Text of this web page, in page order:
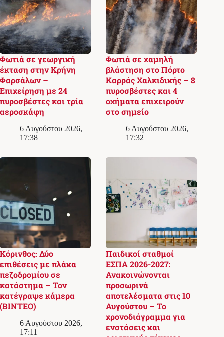
Φωτιά σε γεωργική
έκταση στην Κρήνη
Φαρσάλων –
Επιχείρηση με 24
πυροσβέστες και τρία
αεροσκάφη
6 Αυγούστου 2026,
17:38
Φωτιά σε χαμηλή
βλάστηση στο Πόρτο
Καρράς Χαλκιδικής – 8
πυροσβέστες και 4
οχήματα επιχειρούν
στο σημείο
6 Αυγούστου 2026,
17:32
Κόρινθος: Δύο
επιθέσεις με πλάκα
πεζοδρομίου σε
κατάστημα – Τον
κατέγραψε κάμερα
(ΒΙΝΤΕΟ)
6 Αυγούστου 2026,
17:11
Παιδικοί σταθμοί
ΕΣΠΑ 2026-2027:
Ανακοινώνονται
προσωρινά
αποτελέσματα στις 10
Αυγούστου – Το
χρονοδιάγραμμα για
ενστάσεις και